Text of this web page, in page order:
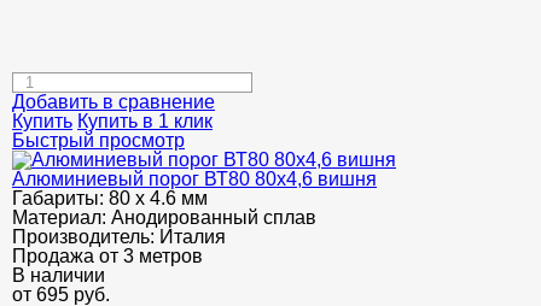
Добавить в сравнение
Купить Купить в 1 клик
Быстрый просмотр
Алюминиевый порог ВТ80 80х4,6 вишня
Габариты: 80 х 4.6 мм
Материал: Анодированный сплав
Производитель: Италия
Продажа от 3 метров
В наличии
от 695 руб.